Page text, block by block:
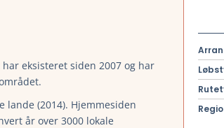
eksisteret siden 2007 og har
lande (2014). Hjemmesiden
år over 3000 lokale